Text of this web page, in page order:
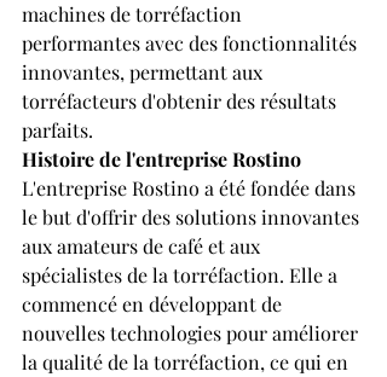
machines de torréfaction
performantes avec des fonctionnalités
innovantes, permettant aux
torréfacteurs d'obtenir des résultats
parfaits.
Histoire de l'entreprise Rostino
L'entreprise Rostino a été fondée dans
le but d'offrir des solutions innovantes
aux amateurs de café et aux
spécialistes de la torréfaction. Elle a
commencé en développant de
nouvelles technologies pour améliorer
la qualité de la torréfaction, ce qui en